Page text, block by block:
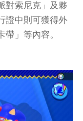
對索尼克」及夥
證中則可獲得外
」等內容。